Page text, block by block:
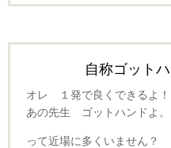
自称ゴット
オレ １発で良くできるよ！
あの先生 ゴットハンドよ。
って近場に多くいません？